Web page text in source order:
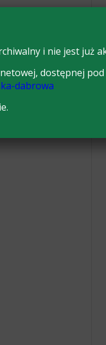
i nie jest już
dostępnej pod
dabrowa